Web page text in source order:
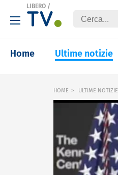
LIBERO /
Home Ultime notizie
HOME ULTIME NOTIZIE